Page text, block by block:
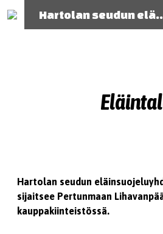
Hartolan
Hartolan seudun
sijaitsee Pertunmaan
kauppakiinteistössä.